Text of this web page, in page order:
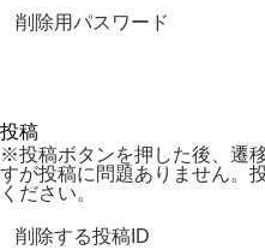
削除用パスワード
※投稿ボタンを押した後、遷
すが投稿に問題ありません。
ください。
削除する投稿ID